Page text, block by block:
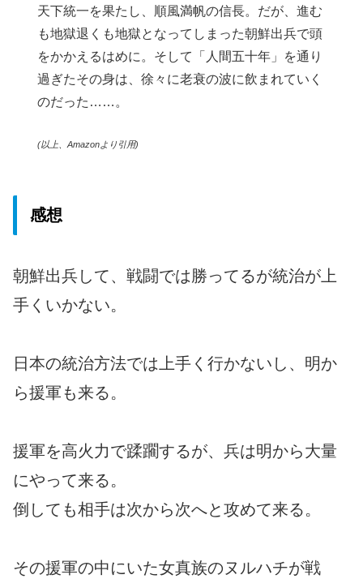
天下統一を果たし、順風満帆の信長。だが、進む
も地獄退くも地獄となってしまった朝鮮出兵で頭
をかかえるはめに。そして「人間五十年」を通り
過ぎたその身は、徐々に老衰の波に飲まれていく
のだった……。
(以上、Amazonより引用)
感想
朝鮮出兵して、戦闘では勝ってるが統治が上
手くいかない。
日本の統治方法では上手く行かないし、明か
ら援軍も来る。
援軍を高火力で蹂躙するが、兵は明から大量
にやって来る。
倒しても相手は次から次へと攻めて来る。
その援軍の中にいた女真族のヌルハチが戦